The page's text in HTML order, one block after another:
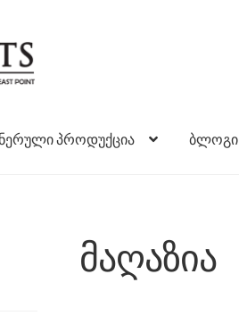
პროდუქცია ბლოგი
მაღაზია